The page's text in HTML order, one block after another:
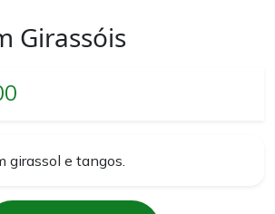
Girassóis
girassol e tangos.